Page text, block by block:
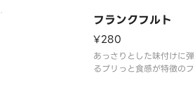
フランクフルト
¥280
あっさりとした味付けに
るプリっと食感が特徴の